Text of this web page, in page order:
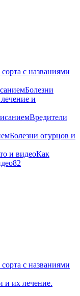
с названиями
Болезни
и
Вредители
Болезни огурцов и
Как
82
с названиями